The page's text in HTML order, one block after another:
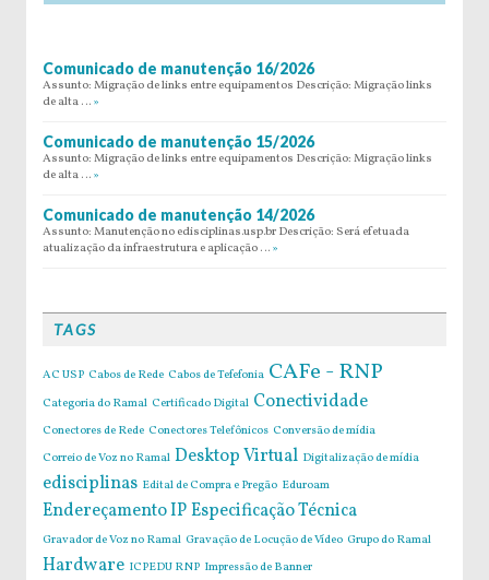
Comunicado de manutenção 16/2026
Assunto: Migração de links entre equipamentos Descrição: Migração links
de alta … »
Comunicado de manutenção 15/2026
Assunto: Migração de links entre equipamentos Descrição: Migração links
de alta … »
Comunicado de manutenção 14/2026
Assunto: Manutenção no edisciplinas.usp.br Descrição: Será efetuada
atualização da infraestrutura e aplicação … »
TAGS
AC USP Cabos de Rede Cabos de Tefefonia CAFe - RNP
Categoria do Ramal Certificado Digital Conectividade
Conectores de Rede Conectores Telefônicos Conversão de mídia
Correio de Voz no Ramal Desktop Virtual Digitalização de mídia
edisciplinas Edital de Compra e Pregão Eduroam
Endereçamento IPEspecificação Técnica
Gravador de Voz no Ramal Gravação de Locução de Vídeo Grupo do Ramal
Hardware ICPEDU RNP Impressão de Banner